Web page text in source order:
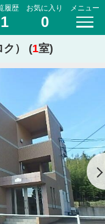
履歴
1
お気に入り
0
メニュー
ク） (1室)